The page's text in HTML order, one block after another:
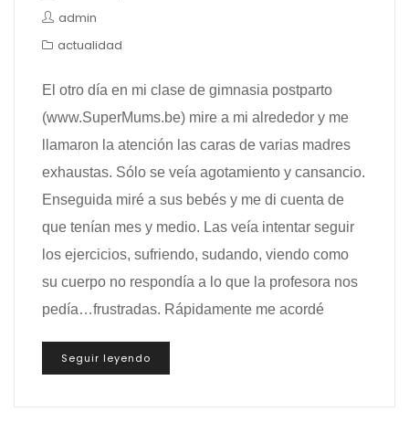
admin
actualidad
El otro día en mi clase de gimnasia postparto
(www.SuperMums.be) mire a mi alrededor y me
llamaron la atención las caras de varias madres
exhaustas. Sólo se veía agotamiento y cansancio.
Enseguida miré a sus bebés y me di cuenta de
que tenían mes y medio. Las veía intentar seguir
los ejercicios, sufriendo, sudando, viendo como
su cuerpo no respondía a lo que la profesora nos
pedía…frustradas. Rápidamente me acordé
Seguir leyendo